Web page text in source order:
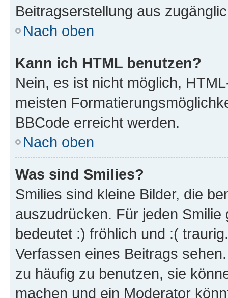
Beitragserstellung aus
Nach oben
Kann ich HTML benutzen?
Nein, es ist nicht möglich,
meisten
BBCode erreicht werden.
Nach oben
Was sind Smilies?
Smilies sind kleine Bilder, die
auszudrücken. Für jeden
bedeutet :) fröhlich und :(
Verfassen eines Beitrags
zu häufig zu benutzen, sie
machen und ein Moderator